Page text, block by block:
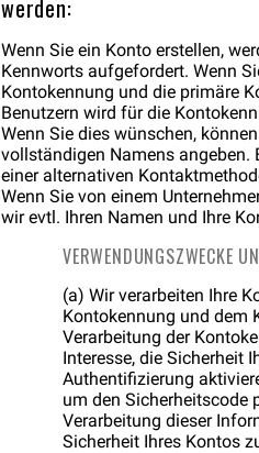
werden:
Wenn Sie ein Konto erstellen,
Kennworts aufgefordert. Wenn
Kontokennung und die primäre
Benutzern wird für die
Wenn Sie dies wünschen,
vollständigen Namens angeben.
einer alternativen
Wenn Sie von einem
wir evtl. Ihren Namen und Ihre
VERWENDUNGSZWECKE
(a) Wir verarbeiten Ihre
Kontokennung und dem
Verarbeitung der
Interesse, die Sicherheit
Authentifizierung
um den Sicherheitscode
Verarbeitung dieser
Sicherheit Ihres Kontos